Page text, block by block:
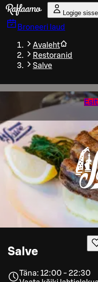
Liigu peamise sisu juurde
Logige sisse
Broneeri laud
Avaleht
Restoranid
Salve
Salve
Täna: 12:00 - 22:30